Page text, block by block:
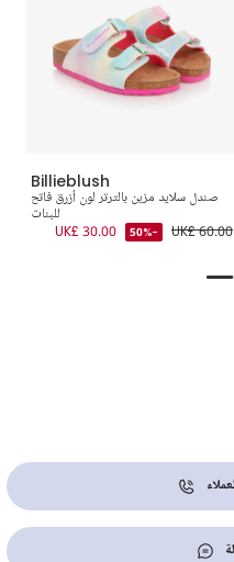
Billieblush
صندل سلايد مزين بالترتر لون أزرق فاتح
للبنات
UK£ 60.00
-50%
UK£ 30.00